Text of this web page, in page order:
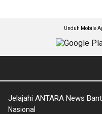
Unduh Mobile
Jelajahi ANTARA News
Nasional